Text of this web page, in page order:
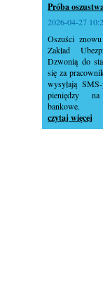
Próba
2026-04-27
Oszuści
Zakład
Dzwonią do
się za
wysyłają
pieniędzy
bankowe.
czytaj więcej